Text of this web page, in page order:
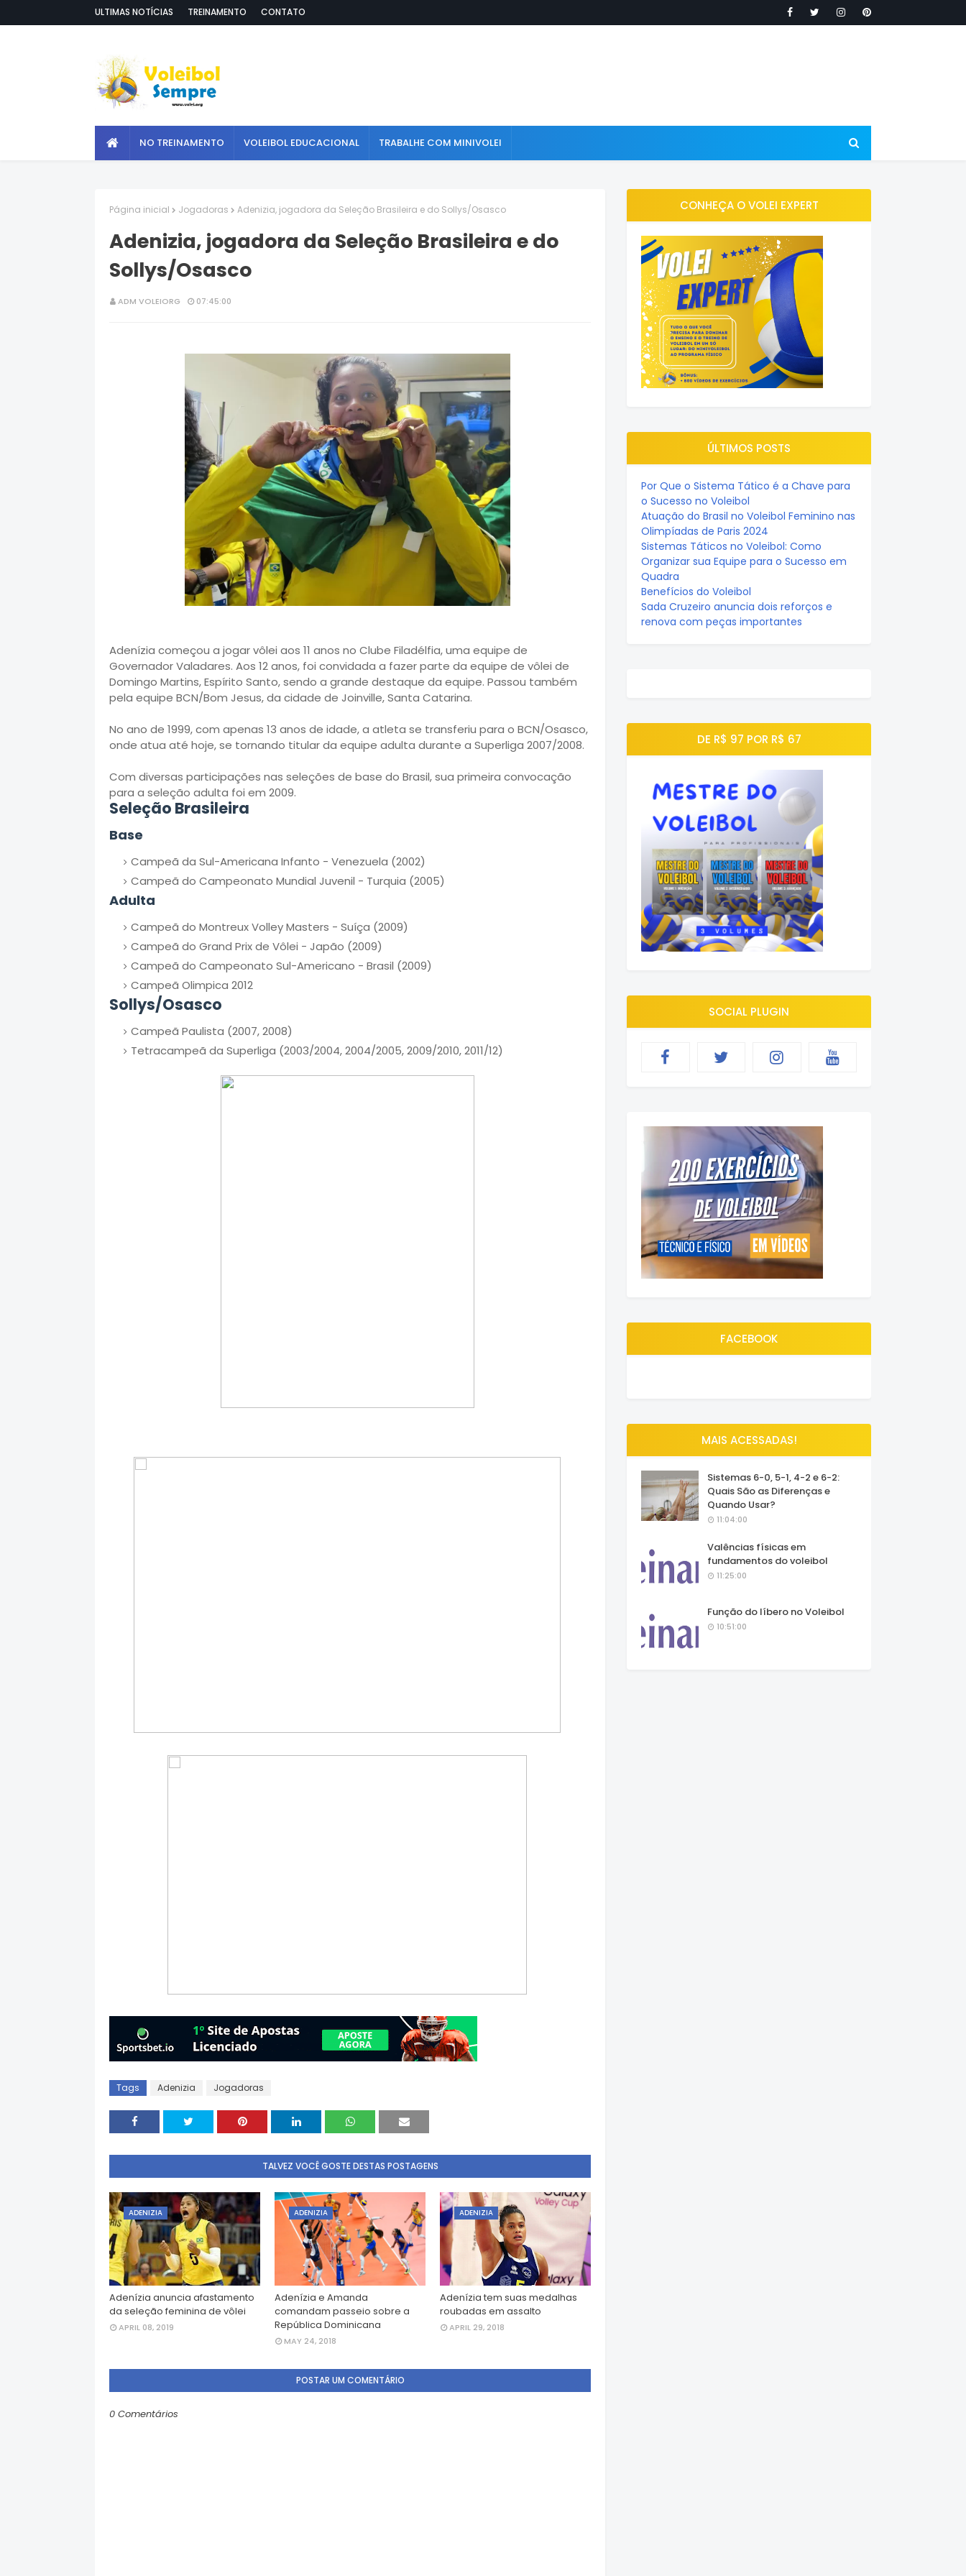
ULTIMAS NOTÍCIAS TREINAMENTO CONTATO
NO TREINAMENTO VOLEIBOL EDUCACIONAL TRABALHE COM MINIVOLEI
Página inicial Jogadoras Adenizia, jogadora da Seleção Brasileira e do Sollys/Osasco
Adenizia, jogadora da Seleção Brasileira e do
Sollys/Osasco
ADM VOLEIORG 07:45:00
Adenízia começou a jogar vôlei aos 11 anos no Clube Filadélfia, uma equipe de
Governador Valadares. Aos 12 anos, foi convidada a fazer parte da equipe de vôlei de
Domingo Martins, Espírito Santo, sendo a grande destaque da equipe. Passou também
pela equipe BCN/Bom Jesus, da cidade de Joinville, Santa Catarina.
No ano de 1999, com apenas 13 anos de idade, a atleta se transferiu para o BCN/Osasco,
onde atua até hoje, se tornando titular da equipe adulta durante a Superliga 2007/2008.
Com diversas participações nas seleções de base do Brasil, sua primeira convocação
para a seleção adulta foi em 2009.
Seleção Brasileira
Base
Campeã da Sul-Americana Infanto - Venezuela (2002)
Campeã do Campeonato Mundial Juvenil - Turquia (2005)
Adulta
Campeã do Montreux Volley Masters - Suíça (2009)
Campeã do Grand Prix de Vôlei - Japão (2009)
Campeã do Campeonato Sul-Americano - Brasil (2009)
Campeã Olimpica 2012
Sollys/Osasco
Campeã Paulista (2007, 2008)
Tetracampeã da Superliga (2003/2004, 2004/2005, 2009/2010, 2011/12)
Tags Adenizia Jogadoras
TALVEZ VOCÊ GOSTE DESTAS POSTAGENS
ADENIZIA
Adenízia anuncia afastamento
da seleção feminina de vôlei
APRIL 08, 2019
ADENIZIA
Adenízia e Amanda
comandam passeio sobre a
República Dominicana
MAY 24, 2018
ADENIZIA
Adenízia tem suas medalhas
roubadas em assalto
APRIL 29, 2018
POSTAR UM COMENTÁRIO
0 Comentários
CONHEÇA O VOLEI EXPERT
ÚLTIMOS POSTS
Por Que o Sistema Tático é a Chave para
o Sucesso no Voleibol
Atuação do Brasil no Voleibol Feminino nas
Olimpíadas de Paris 2024
Sistemas Táticos no Voleibol: Como
Organizar sua Equipe para o Sucesso em
Quadra
Benefícios do Voleibol
Sada Cruzeiro anuncia dois reforços e
renova com peças importantes
DE R$ 97 POR R$ 67
SOCIAL PLUGIN
FACEBOOK
MAIS ACESSADAS!
Sistemas 6-0, 5-1, 4-2 e 6-2:
Quais São as Diferenças e
Quando Usar?
11:04:00
Valências físicas em
fundamentos do voleibol
11:25:00
Função do líbero no Voleibol
10:51:00